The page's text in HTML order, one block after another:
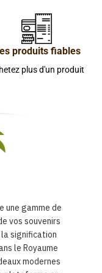
produits fiables
plus d'un produit
une gamme de
vos souvenirs
signification
le Royaume
modernes